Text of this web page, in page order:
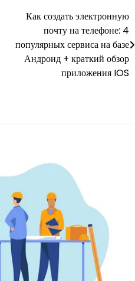
Как создать электронную
почту на телефоне: 4
популярных сервиса на базе
Андроид + краткий обзор
приложения IOS